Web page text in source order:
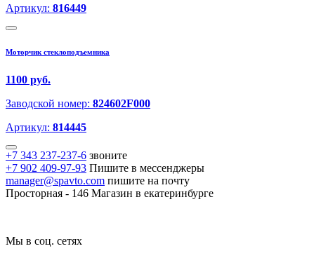
Артикул: 816449
Моторчик стеклоподъемника
1100 руб.
Заводской номер: 824602F000
Артикул: 814445
+7 343 237-237-6 звоните
+7 902 409-97-93 Пишите в мессенджеры
manager@spavto.com пишите на почту
Просторная - 146 Магазин в екатеринбурге
Мы в соц. сетях